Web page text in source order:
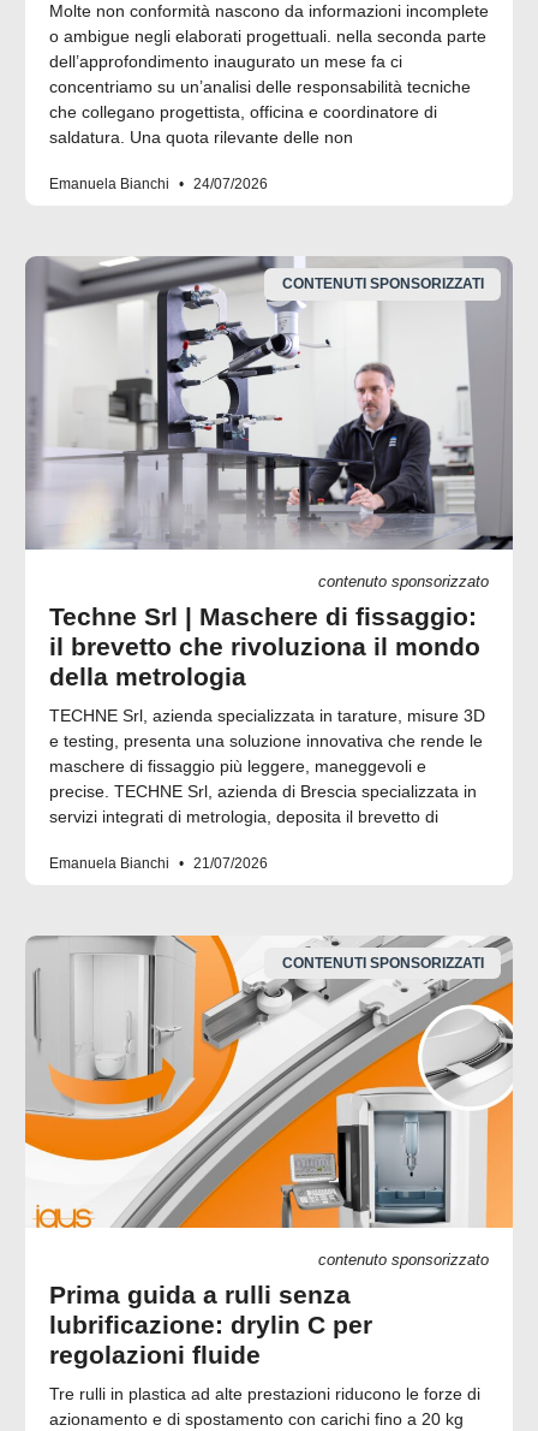
Molte non conformità nascono da informazioni incomplete
o ambigue negli elaborati progettuali. nella seconda parte
dell’approfondimento inaugurato un mese fa ci
concentriamo su un’analisi delle responsabilità tecniche
che collegano progettista, officina e coordinatore di
saldatura. Una quota rilevante delle non
Emanuela Bianchi 24/07/2026
CONTENUTI SPONSORIZZATI
contenuto sponsorizzato
Techne Srl | Maschere di fissaggio:
il brevetto che rivoluziona il mondo
della metrologia
TECHNE Srl, azienda specializzata in tarature, misure 3D
e testing, presenta una soluzione innovativa che rende le
maschere di fissaggio più leggere, maneggevoli e
precise. TECHNE Srl, azienda di Brescia specializzata in
servizi integrati di metrologia, deposita il brevetto di
Emanuela Bianchi 21/07/2026
CONTENUTI SPONSORIZZATI
contenuto sponsorizzato
Prima guida a rulli senza
lubrificazione: drylin C per
regolazioni fluide
Tre rulli in plastica ad alte prestazioni riducono le forze di
azionamento e di spostamento con carichi fino a 20 kg